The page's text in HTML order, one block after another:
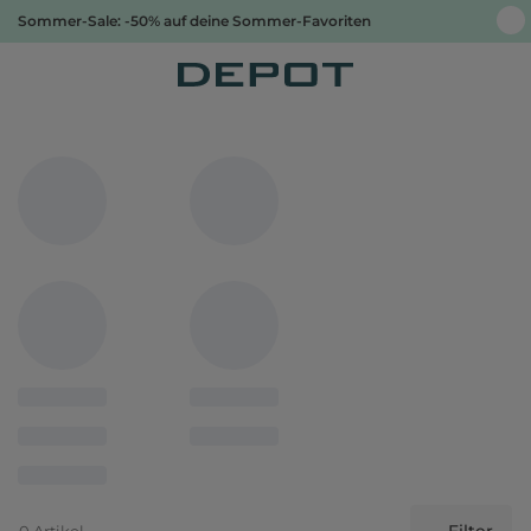
Sommer-Sale: -50% auf deine Sommer-Favoriten